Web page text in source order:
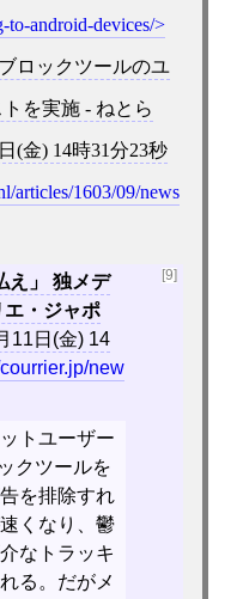
to-android-devices/
ロックツールのユ
を実施 - ねとら
(金) 14時31分23秒
articles/1603/09/news
[9]
え」 独メデ
エ・ジャポ
11日(金) 14
new
トユーザー
クツールを
を排除すれ
くなり、鬱
なトラッキ
る。だがメ